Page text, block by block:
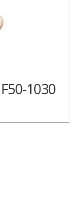
1030